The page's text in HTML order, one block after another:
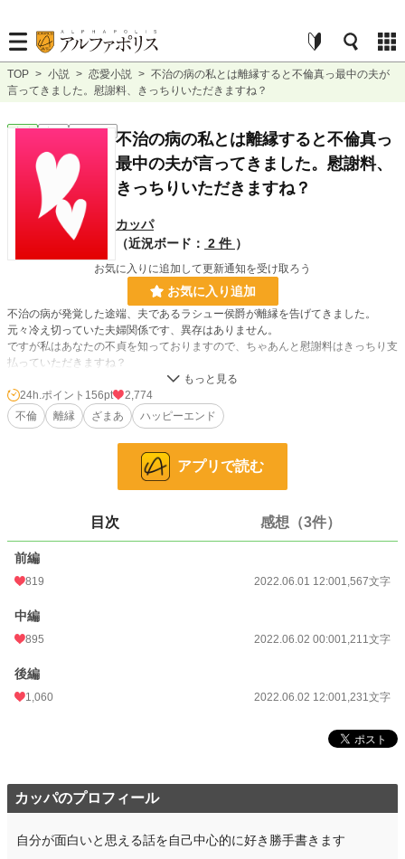
TOP > 小説 > 恋愛小説 > 不治の病の私とは離縁すると不倫真っ最中の夫が
言ってきました。慰謝料、きっちりいただきますね？
恋愛 完結 ｼｮｰﾄｼｮｰﾄ
不治の病の私とは離縁すると不倫真っ
最中の夫が言ってきました。慰謝料、
きっちりいただきますね？
カッパ
（近況ボード： 2 件 ）
お気に入りに追加して更新通知を受け取ろう
お気に入り追加
不治の病が発覚した途端、夫であるラシュー侯爵が離縁を告げてきました。
元々冷え切っていた夫婦関係です、異存はありません。
ですが私はあなたの不貞を知っておりますので、ちゃあんと慰謝料はきっちり支
払っていただきますね？
それから・・・わたしの私物も勿論持っていきますから。
3,772 位 / 66,374 件
156 pt
文字数
初回公開日時
累計ポイント 242,609 pt (17,640 位)
24h.ポイント 156pt
2,774
不倫
離縁 ざまあ ハッピーエンド
アプリで読む
目次 感想（3件）
前編
819 2022.06.01 12:001,567文字
中編
895 2022.06.02 00:001,211文字
後編
1,060 2022.06.02 12:001,231文字
カッパのプロフィール
自分が面白いと思える話を自己中心的に好き勝手書きます